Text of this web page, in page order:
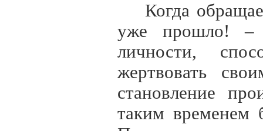
Когда
уже прошло! –
личности,
жертвовать
становление
таким временем